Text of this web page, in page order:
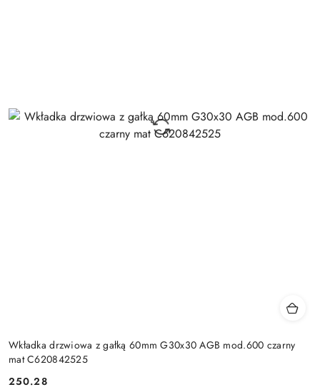
Wkładka drzwiowa z gałką 60mm G30x30 AGB mod.600 czarny
mat C620842525
Cena:
250.28